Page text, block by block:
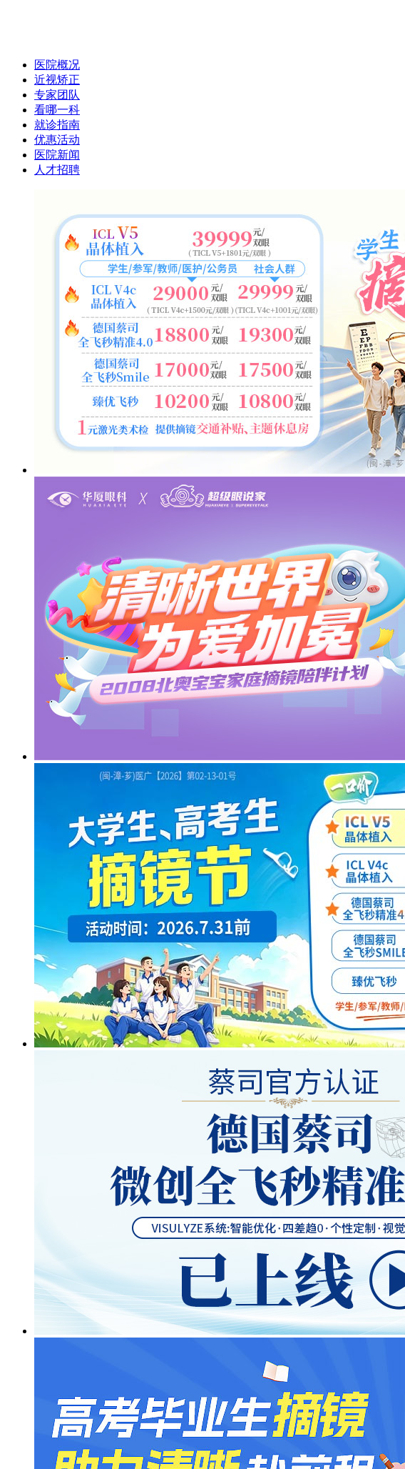
医院概况
近视矫正
专家团队
看哪一科
就诊指南
优惠活动
医院新闻
人才招聘